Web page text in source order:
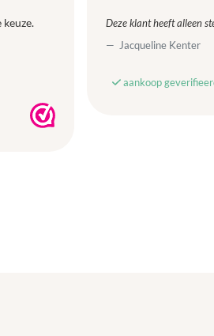
Deze klant heeft alleen
Jacqueline Kenter
aankoop